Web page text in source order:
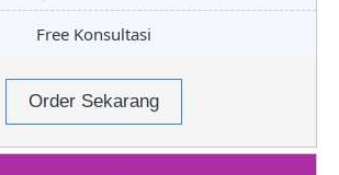
Free Konsultasi
Order Sekarang